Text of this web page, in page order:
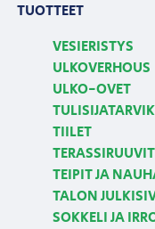
TUOTTEET
VESIERISTYS
ULKOVERHOUS
ULKO-OVET
TIILET
TERASSIRUUVIT
TEIPIT JA
TALON
SOKKELI JA